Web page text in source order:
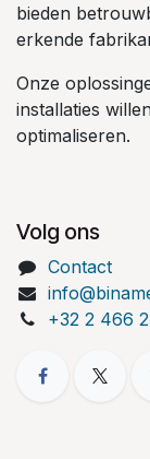
bieden
erkende
Onze
installaties
optimaliseren.
Volg ons
Contact
+32 2 466